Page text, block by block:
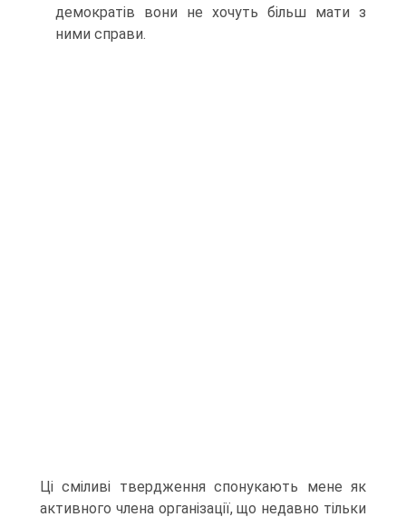
демократів вони не хочуть більш мати з
ними справи.
Ці сміливі твердження спонукають мене як
активного члена організації, що недавно тільки